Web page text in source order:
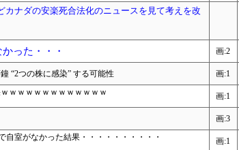
ナダの安楽死合法化のニュースを見て考えを改
った・・・ 画:2
“2つの株に感染” する可能性 画:1
ｗｗｗｗｗｗｗｗｗｗｗｗ 画:1
画:3
自室がなかった結果・・・・・・・・・・ 画:1